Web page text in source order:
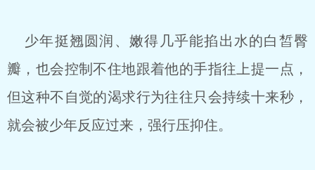
少年挺翘圆润、嫩得几乎能掐出水的白皙臀
瓣，也会控制不住地跟着他的手指往上提一点，
但这种不自觉的渴求行为往往只会持续十来秒，
就会被少年反应过来，强行压抑住。